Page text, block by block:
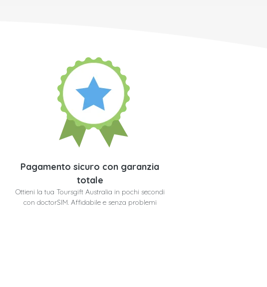
Pagamento sicuro con garanzia
totale
Ottieni la tua Toursgift Australia in pochi secondi
con doctorSIM. Affidabile e senza problemi